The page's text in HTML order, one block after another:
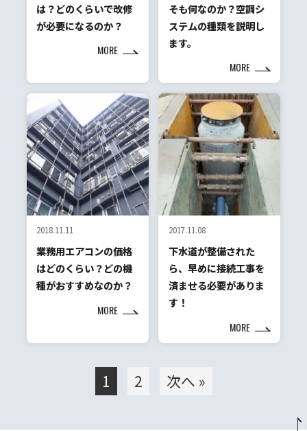
は？どのくらいで改修
が必要になるのか？
MORE
そも何なのか？空調シ
ステムの種類を説明し
ます。
MORE
2018.11.11
業務用エアコンの価格
はどのくらい？どの機
種がおすすめなのか？
MORE
2017.11.08
下水道が整備された
ら、早めに接続工事を
済ませる必要がありま
す！
MORE
1 2 次へ »